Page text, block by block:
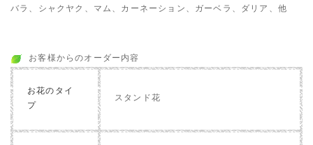
バラ、シャクヤク、マム、カーネーション、ガーベラ、ダリア、他
お客様からのオーダー内容
お花のタイ
プ
スタンド花